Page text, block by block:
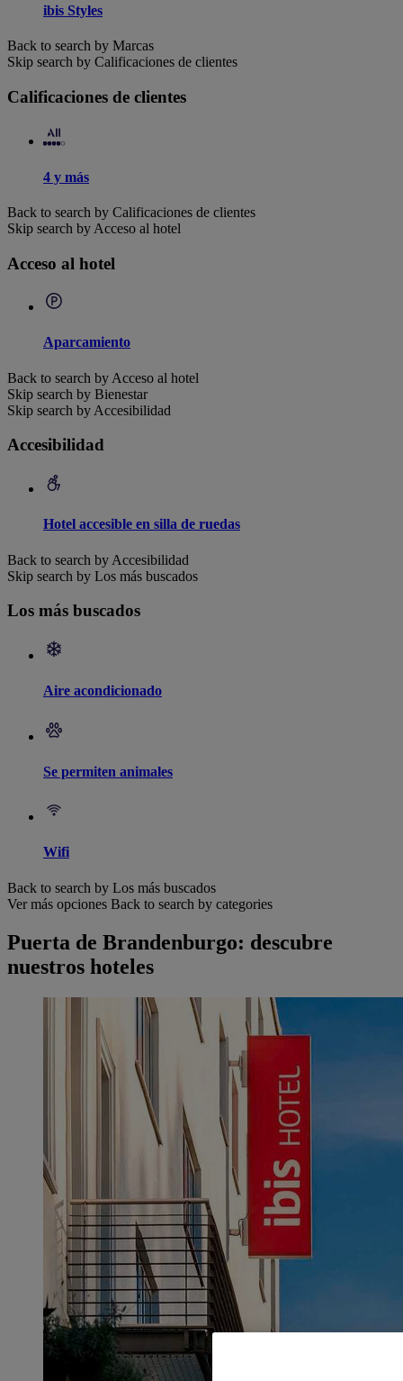
ibis Styles
Back to search by Marcas
Skip search by Calificaciones de clientes
Calificaciones de clientes
4 y más
Back to search by Calificaciones de clientes
Skip search by Acceso al hotel
Acceso al hotel
Aparcamiento
Back to search by Acceso al hotel
Skip search by Bienestar
Skip search by Accesibilidad
Accesibilidad
Hotel accesible en silla de ruedas
Back to search by Accesibilidad
Skip search by Los más buscados
Los más buscados
Aire acondicionado
Se permiten animales
Wifi
Back to search by Los más buscados
Ver más opciones Back to search by categories
Puerta de Brandenburgo: descubre
nuestros hoteles